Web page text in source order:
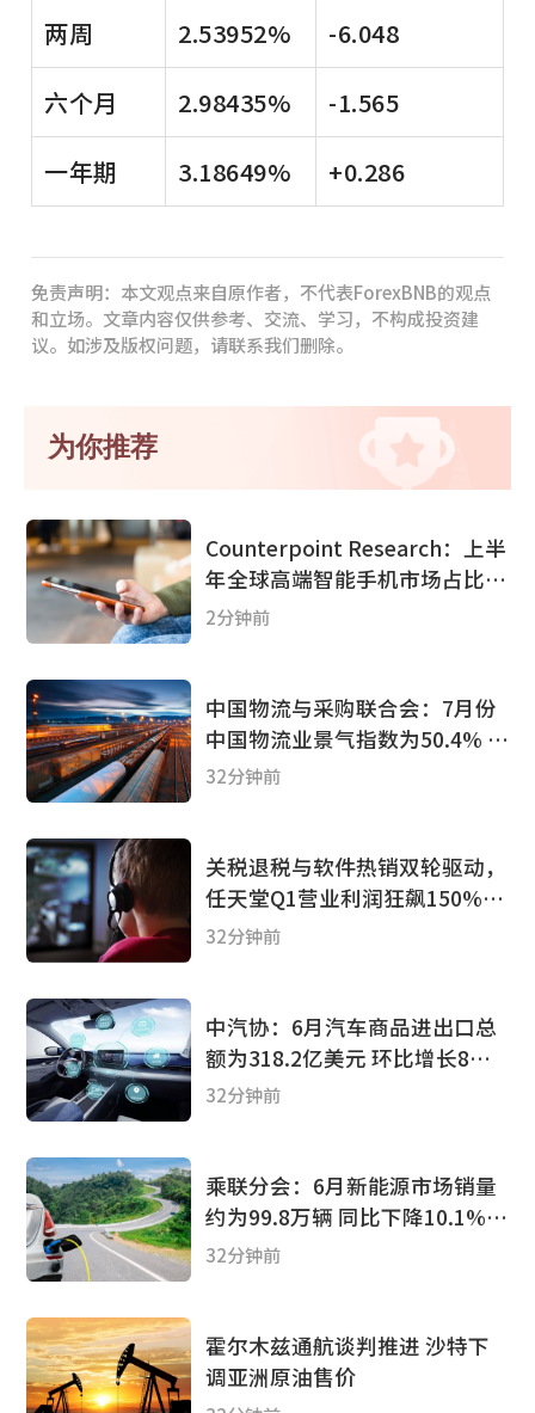
两周
2.53952%
-6.048
六个月
2.98435%
-1.565
一年期
3.18649% +0.286
免责声明：本文观点来自原作者，不代表ForexBNB的观点
和立场。文章内容仅供参考、交流、学习，不构成投资建
议。如涉及版权问题，请联系我们删除。
为你推荐
Counterpoint Research：上半
年全球高端智能手机市场占比创
历史新高达29%
2分钟前
中国物流与采购联合会：7月份
中国物流业景气指数为50.4% 较
上月回落0.2个百分点
32分钟前
关税退税与软件热销双轮驱动，
任天堂Q1营业利润狂飙150%碾
压预期，但硬件成本与销量隐忧
32分钟前
中汽协：6月汽车商品进出口总
额为318.2亿美元 环比增长8%
同比增长35.5%
32分钟前
乘联分会：6月新能源市场销量
约为99.8万辆 同比下降10.1%
环比上涨9.4%
32分钟前
霍尔木兹通航谈判推进 沙特下
调亚洲原油售价